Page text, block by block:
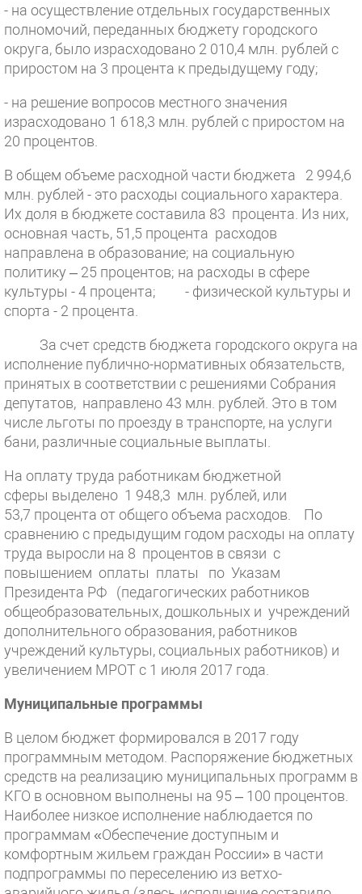
- на осуществление отдельных государственных
полномочий, переданных бюджету городского
округа, было израсходовано 2 010,4 млн. рублей с
приростом на 3 процента к предыдущему году;
- на решение вопросов местного значения
израсходовано 1 618,3 млн. рублей с приростом на
20 процентов.
В общем объеме расходной части бюджета 2 994,6
млн. рублей - это расходы социального характера.
Их доля в бюджете составила 83 процента. Из них,
основная часть, 51,5 процента расходов
направлена в образование; на социальную
политику – 25 процентов; на расходы в сфере
культуры - 4 процента; - физической культуры и
спорта - 2 процента.
За счет средств бюджета городского округа на
исполнение публично-нормативных обязательств,
принятых в соответствии с решениями Собрания
депутатов, направлено 43 млн. рублей. Это в том
числе льготы по проезду в транспорте, на услуги
бани, различные социальные выплаты.
На оплату труда работникам бюджетной
сферы выделено 1 948,3 млн. рублей, или
53,7 процента от общего объема расходов. По
сравнению с предыдущим годом расходы на оплату
труда выросли на 8 процентов в связи с
повышением оплаты платы по Указам
Президента РФ (педагогических работников
общеобразовательных, дошкольных и учреждений
дополнительного образования, работников
учреждений культуры, социальных работников) и
увеличением МРОТ с 1 июля 2017 года.
Муниципальные программы
В целом бюджет формировался в 2017 году
программным методом. Распоряжение бюджетных
средств на реализацию муниципальных программ в
КГО в основном выполнены на 95 – 100 процентов.
Наиболее низкое исполнение наблюдается по
программам «Обеспечение доступным и
комфортным жильем граждан России» в части
подпрограммы по переселению из ветхо-